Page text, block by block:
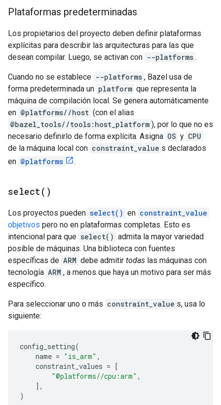
Plataformas predeterminadas
Los propietarios del proyecto deben definir plataformas
explícitas para describir las arquitecturas para las que
desean compilar. Luego, se activan con --platforms .
Cuando no se establece --platforms , Bazel usa de
forma predeterminada un platform que representa la
máquina de compilación local. Se genera automáticamente
en @platforms//host (con el alias
@bazel_tools//tools:host_platform ), por lo que no es
necesario definirlo de forma explícita. Asigna OS y CPU
de la máquina local con constraint_value s declarados
en @platforms .
select( )
Los proyectos pueden select() en constraint_value
objetivos pero no en plataformas completas. Esto es
intencional para que select() admita la mayor variedad
posible de máquinas. Una biblioteca con fuentes
específicas de ARM debe admitir todas las máquinas con
tecnología ARM , a menos que haya un motivo para ser más
específico.
Para seleccionar uno o más constraint_value s, usa lo
siguiente:
config_setting(
name = "is_arm" ,
constraint_values = [
"@platforms//cpu:arm" ,
],
)